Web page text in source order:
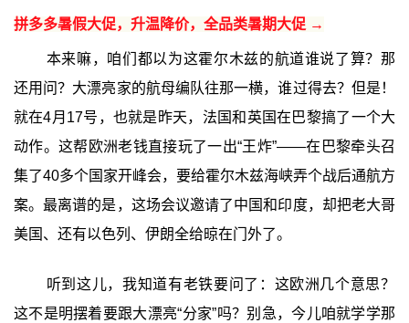
拼多多暑假大促，升温降价，全品类暑期大促 →
本来嘛，咱们都以为这霍尔木兹的航道谁说了算？那
还用问？大漂亮家的航母编队往那一横，谁过得去？但是！
就在4月17号，也就是昨天，法国和英国在巴黎搞了一个大
动作。这帮欧洲老钱直接玩了一出“王炸”——在巴黎牵头召
集了40多个国家开峰会，要给霍尔木兹海峡弄个战后通航方
案。最离谱的是，这场会议邀请了中国和印度，却把老大哥
美国、还有以色列、伊朗全给晾在门外了。
听到这儿，我知道有老铁要问了：这欧洲几个意思？
这不是明摆着要跟大漂亮“分家”吗？别急，今儿咱就学学那